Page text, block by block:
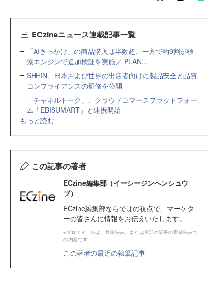
ECzineニュース連載記事一覧
「AIきっかけ」の商品購入は半数超、一方で約9割が検
索エンジンで追加検証を実施／ PLAN...
SHEIN、日本および世界の出店者向けに製品安全と品質
コンプライアンスの研修を公開
「チャネルトーク」、クラウドコマースプラットフォー
ム「EBISUMART」と連携開始
もっと読む
この記事の著者
ECzine編集部（イーシージンヘンシュウ
ブ）
ECzine編集部ならではの視点で、マーケタ
ーの皆さんに情報をお伝えいたします。
※プロフィールは、執筆時点、または直近の記事の寄稿時点で
の内容です
この著者の最近の執筆記事